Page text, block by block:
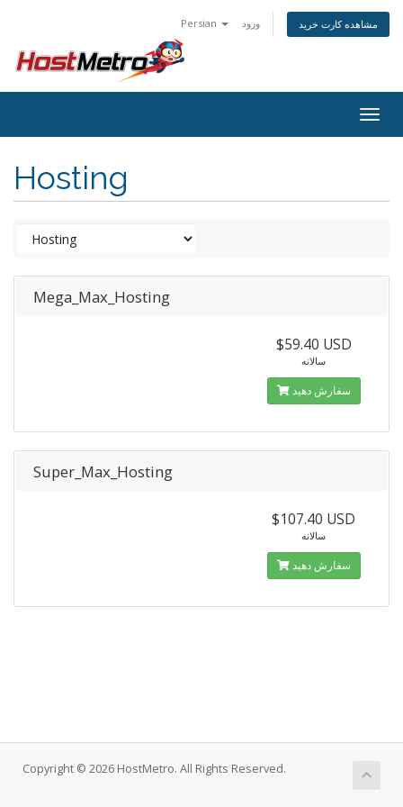
Persian ورود مشاهده کارت خرید
Hosting
Mega_Max_Hosting
$59.40 USD
سالانه
سفارش دهید
Super_Max_Hosting
$107.40 USD
سالانه
سفارش دهید
Copyright © 2026 HostMetro. All Rights Reserved.